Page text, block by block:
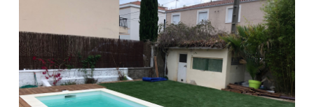
Piscine
pour
jardin
de
ville